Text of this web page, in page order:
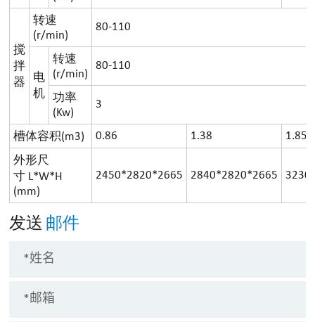
搅
拌
器
转速
(r/min)
80-110
电
机
转速
(r/min)
80-110
功率
(Kw)
3
槽体容积(m3) 0.86 1.38 1.85
外形尺
寸 L*W*H
(mm)
2450*2820*2665 2840*2820*2665
发送 邮件